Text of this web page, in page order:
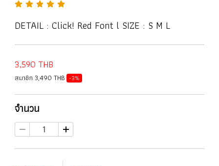
DETAIL : Click! Red Font l SIZE : S M L
3,590 THB
สมาชิก 3,490 THB -3%
จำนวน